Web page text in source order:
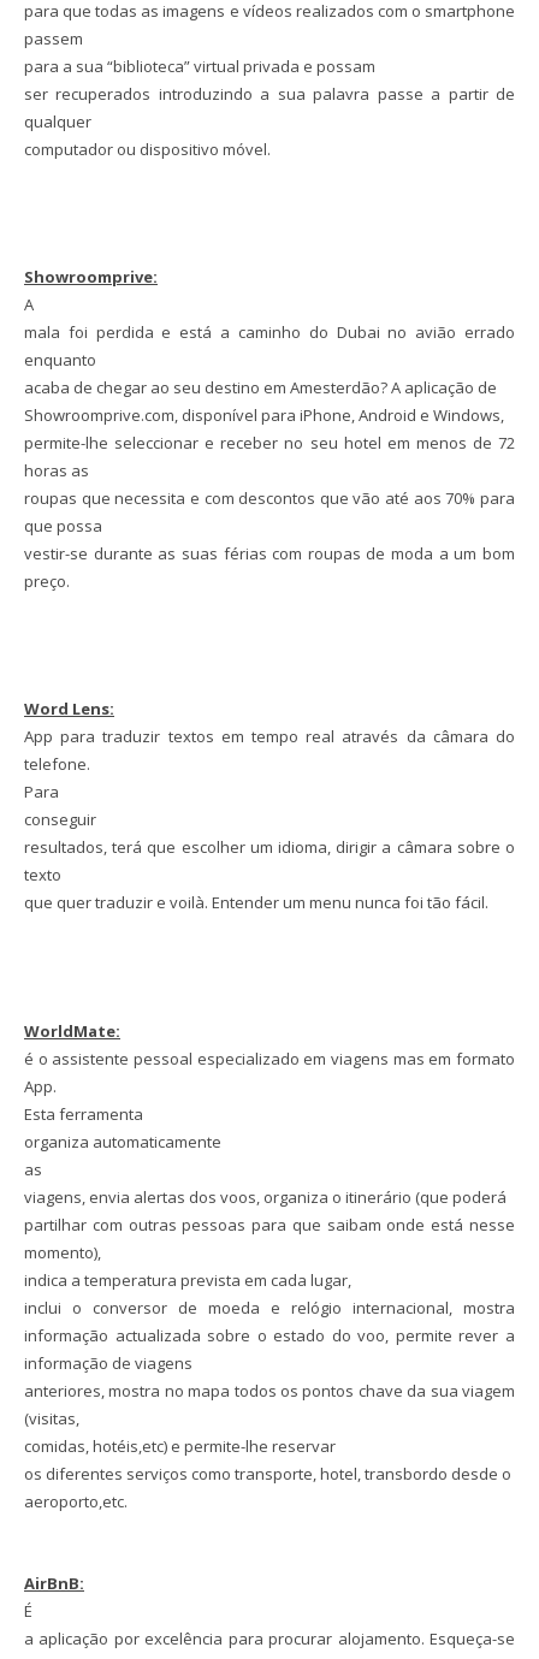
para que todas as imagens e vídeos realizados com o smartphone
passem
para a sua “biblioteca” virtual privada e possam
ser recuperados introduzindo a sua palavra passe a partir de
qualquer
computador ou dispositivo móvel.
Showroomprive:
A
mala foi perdida e está a caminho do Dubai no avião errado
enquanto
acaba de chegar ao seu destino em Amesterdão? A aplicação de
Showroomprive.com, disponível para iPhone, Android e Windows,
permite-lhe seleccionar e receber no seu hotel em menos de 72
horas as
roupas que necessita e com descontos que vão até aos 70% para
que possa
vestir-se durante as suas férias com roupas de moda a um bom
preço.
Word Lens:
App para traduzir textos em tempo real através da câmara do
telefone.
Para
conseguir
resultados, terá que escolher um idioma, dirigir a câmara sobre o
texto
que quer traduzir e voilà. Entender um menu nunca foi tão fácil.
WorldMate:
é o assistente pessoal especializado em viagens mas em formato
App.
Esta ferramenta
organiza automaticamente
as
viagens, envia alertas dos voos, organiza o itinerário (que poderá
partilhar com outras pessoas para que saibam onde está nesse
momento),
indica a temperatura prevista em cada lugar,
inclui o conversor de moeda e relógio internacional, mostra
informação actualizada sobre o estado do voo, permite rever a
informação de viagens
anteriores, mostra no mapa todos os pontos chave da sua viagem
(visitas,
comidas, hotéis,etc) e permite-lhe reservar
os diferentes serviços como transporte, hotel, transbordo desde o
aeroporto,etc.
AirBnB:
É
a aplicação por excelência para procurar alojamento. Esqueça-se